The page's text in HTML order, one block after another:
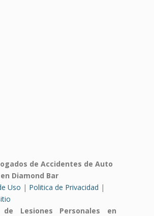
de Accidentes de Auto
Diamond Bar
Uso | Politica de Privacidad |
de Lesiones Personales en